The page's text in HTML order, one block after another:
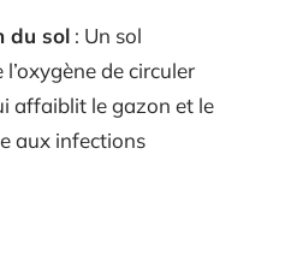
du sol : Un sol
de circuler
affaiblit le gazon et le
aux infections